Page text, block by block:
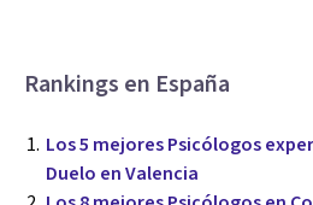
Rankings en España
Los 5 mejores Psicólogos
Duelo en Valencia